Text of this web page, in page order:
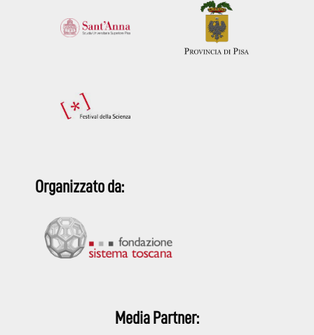
Organizzato da:
Media Partner: